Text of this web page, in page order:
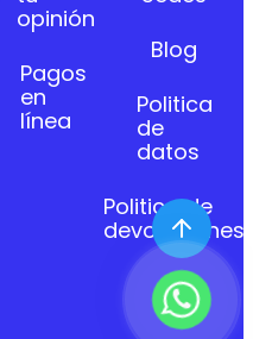
opinión
Pagos
en
línea
Blog
Politica
de
datos
Politica de
devoluciones